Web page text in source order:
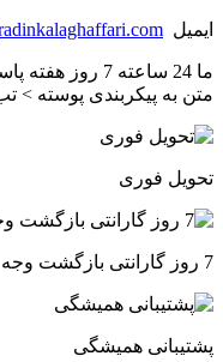
ایمیل
ما 24 ساعته 7
متن به پیکربندی پوسته >
تحویل فوری
7 روز گارانتی بازگشت وجه
پشتیبانی همیشگی